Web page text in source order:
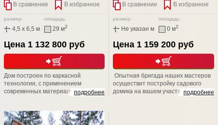
В сравнение В избранное
размер:
4,5 x 6,5 м
площадь:
29 м2
Цена 1 132 800 руб
подробнее
Дом построен по каркасной
технологии, с применением
современных материалов. Простой,
В сравнение В избранное
размер:
Не указан м
площадь:
0 м2
Цена 1 159 200 руб
подробнее
Опытная бригада наших мастеров
осуществит постройку садового
домика на вашем участке в